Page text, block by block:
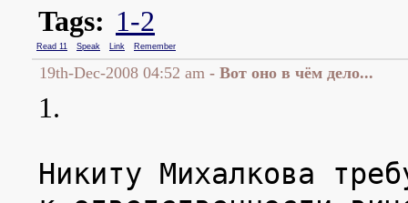
Tags: 1-2
Read 11 Speak Link Remember
19th-Dec-2008 04:52 am - Вот оно в чём дело...
1.
Никиту Михалкова